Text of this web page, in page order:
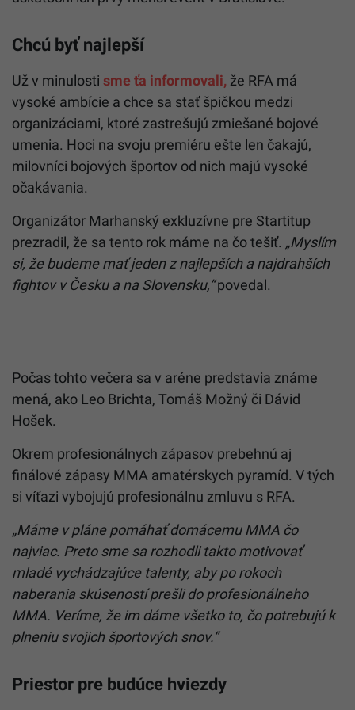
Chcú byť najlepší
Už v minulosti sme ťa informovali, že RFA má
vysoké ambície a chce sa stať špičkou medzi
organizáciami, ktoré zastrešujú zmiešané bojové
umenia. Hoci na svoju premiéru ešte len čakajú,
milovníci bojových športov od nich majú vysoké
očakávania.
Organizátor Marhanský exkluzívne pre Startitup
prezradil, že sa tento rok máme na čo tešiť. „Myslím
si, že budeme mať jeden z najlepších a najdrahších
fightov v Česku a na Slovensku,“povedal.
Počas tohto večera sa v aréne predstavia známe
mená, ako Leo Brichta, Tomáš Možný či Dávid
Hošek.
Okrem profesionálnych zápasov prebehnú aj
finálové zápasy MMA amatérskych pyramíd. V tých
si víťazi vybojujú profesionálnu zmluvu s RFA.
„Máme v pláne pomáhať domácemu MMA čo
najviac. Preto sme sa rozhodli takto motivovať
mladé vychádzajúce talenty, aby po rokoch
naberania skúseností prešli do profesionálneho
MMA. Veríme, že im dáme všetko to, čo potrebujú k
plneniu svojich športových snov.“
Priestor pre budúce hviezdy